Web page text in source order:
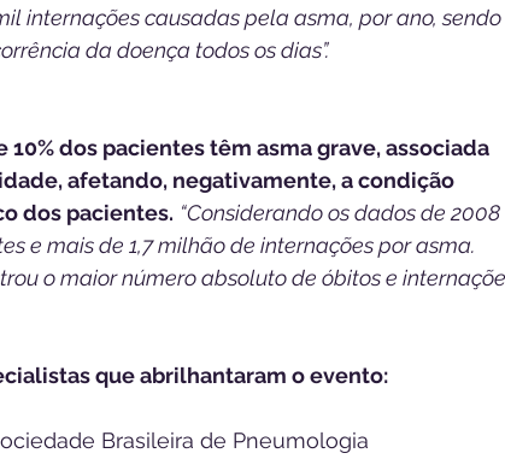
internações causadas pela asma, por ano, sendo
da doença todos os dias”.
dos pacientes têm asma grave, associada
afetando, negativamente, a condição
dos pacientes. “Considerando os dados de 2008
e mais de 1,7 milhão de internações por asma.
o maior número absoluto de óbitos e
que abrilhantaram o evento:
Brasileira de Pneumologia